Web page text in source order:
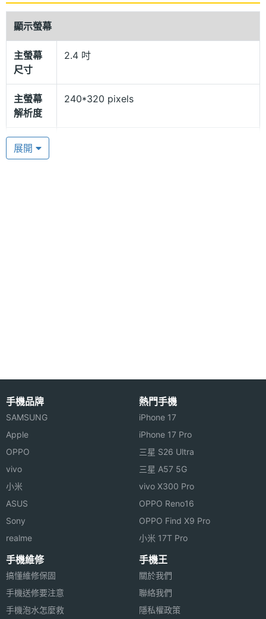
YANG YI Y102 支援 GSM 雙卡雙待的功能，可同時置
入 2 張 GSM 系統 SIM 卡，讓使用者一機在手、雙門
號可通，就算是雙門號，電話簿也都可以互通，所有
聯絡人都能拉進來，除了省去待兩隻手機出門的困擾
外，也不再有重要電話漏接的問題產生，不論網內網
外，依您的喜好使用不同電信也者較低的通話費率。
豐富多樣的娛樂體驗
◎ 直立式機身設計
◎ GSM 雙卡雙待機
◎ 2.4 吋觸控手寫主螢幕、240 x 320pixels 螢幕解
◎ 130 萬畫素前後雙鏡頭相機、4 倍數位變焦，自動
對焦
◎ 支援錄影功能
◎ 支援 MP3 / MP4 影音播放
◎ 支援 A2DP 藍牙立體聲 v2.1 / USB
◎ 支援 FM 收音機（需插入耳機）
◎ 支援電子書 / 手寫輸入
◎ 可透過 microSD 記憶卡擴充、最高可至 8GB 記憶
顯示螢幕
主螢幕
尺寸
2.4 吋
主螢幕
解析度
240*320 pixels
主螢幕
材質
硬體效能
記憶卡
話時間
最大待
機時間
連接與應用
藍牙版
本
展開
手機品牌
SAMSUNG
Apple
OPPO
vivo
小米
ASUS
Sony
realme
熱門手機
iPhone 17
iPhone 17 Pro
三星 S26 Ultra
三星 A57 5G
vivo X300 Pro
OPPO Reno16
OPPO Find X9 Pro
小米 17T Pro
手機維修
搞懂維修保固
手機送修要注意
手機泡水怎麼救
手機王
關於我們
聯絡我們
隱私權政策